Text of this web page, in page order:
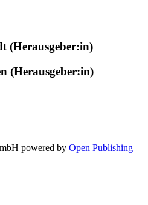
(Herausgeber:in)
(Herausgeber:in)
powered by Open Publishing